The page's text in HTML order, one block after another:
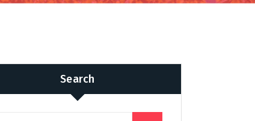
Search